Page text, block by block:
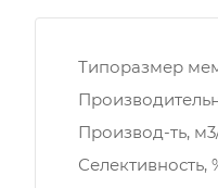
Типоразмер
Производ-ть,
Селективность,